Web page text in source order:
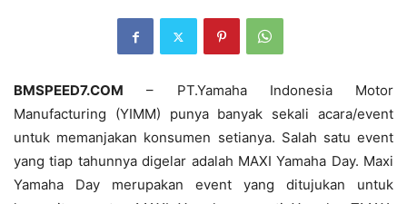
BMSPEED7.COM – PT.Yamaha Indonesia Motor
Manufacturing (YIMM) punya banyak sekali acara/event
untuk memanjakan konsumen setianya. Salah satu event
yang tiap tahunnya digelar adalah MAXI Yamaha Day. Maxi
Yamaha Day merupakan event yang ditujukan untuk